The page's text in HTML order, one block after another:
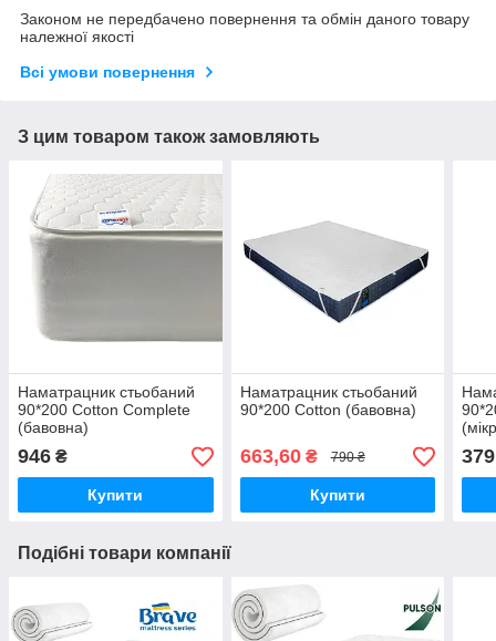
Законом не передбачено повернення та обмін даного товару
належної якості
Всі умови повернення
З цим товаром також замовляють
Наматрацник стьобаний
90*200 Cotton Complete
(бавовна)
946 ₴
Купити
Наматрацник стьобаний
90*200 Cotton (бавовна)
663,60₴ 790 ₴
Купити
379
Подібні товари компанії